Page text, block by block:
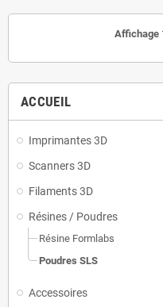
ACCUEIL
Imprimantes 3D
Scanners 3D
Filaments 3D
Résines / Poudres
Résine Formlabs
Poudres SLS
Accessoires
Affichage